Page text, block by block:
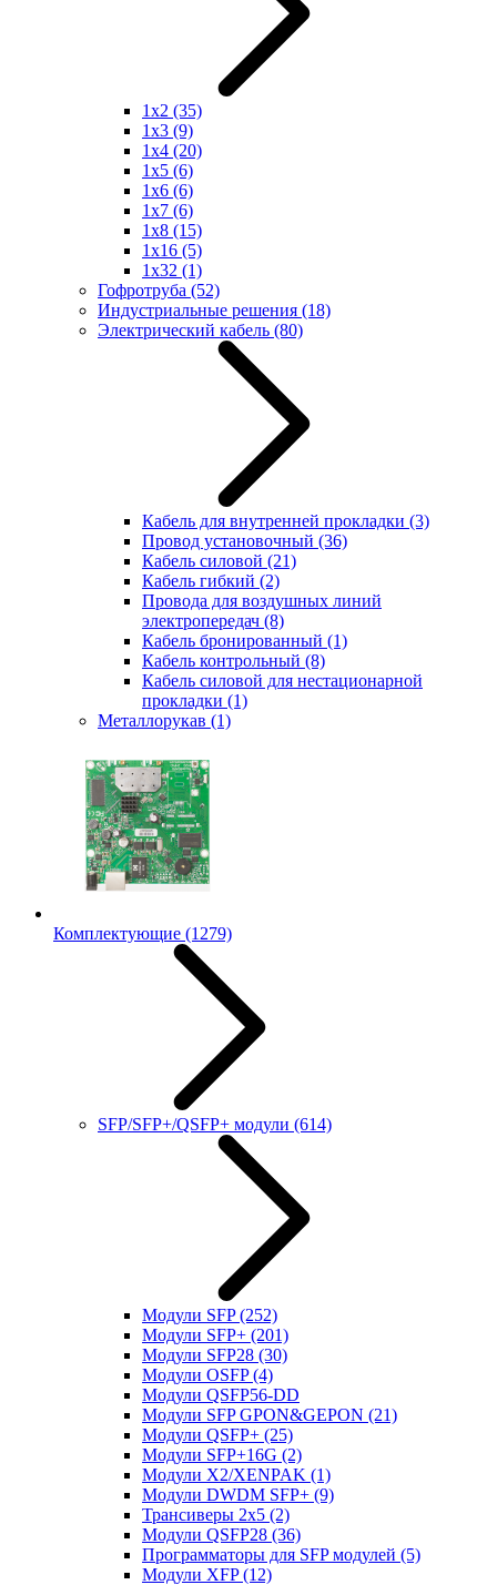
1x2 (35)
1x3 (9)
1x4 (20)
1x5 (6)
1x6 (6)
1x7 (6)
1x8 (15)
1x16 (5)
1x32 (1)
Гофротруба (52)
Индустриальные решения (18)
Электрический кабель (80)
Кабель для внутренней прокладки (3)
Провод установочный (36)
Кабель силовой (21)
Кабель гибкий (2)
Провода для воздушных линий
электропередач (8)
Кабель бронированный (1)
Кабель контрольный (8)
Кабель силовой для нестационарной
прокладки (1)
Металлорукав (1)
Комплектующие (1279)
SFP/SFP+/QSFP+ модули (614)
Модули SFP(252)
Модули SFP+ (201)
Модули SFP28 (30)
Модули OSFP(4)
Модули QSFP56-DD
Модули SFP GPON&GEPON (21)
Модули QSFP+ (25)
Модули SFP+16G (2)
Модули X2/XENPAK (1)
Модули DWDM SFP+ (9)
Трансиверы 2x5 (2)
Модули QSFP28 (36)
Программаторы для SFP модулей (5)
Модули XFP(12)